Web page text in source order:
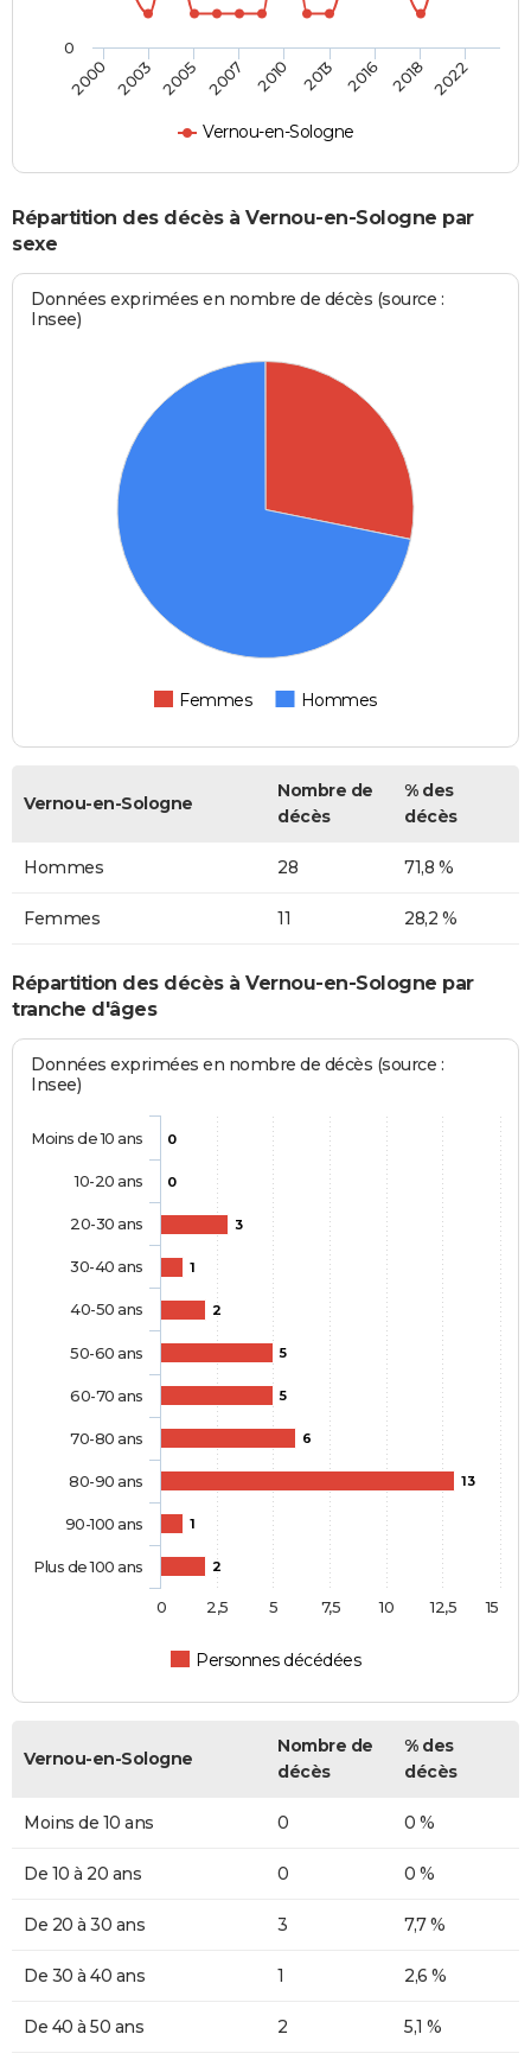
Vernou-en-Sologne
2000 2003 2005 2007 2010 2013 2016 2018 2022
0
Répartition des décès à Vernou-en-Sologne par
sexe
Données exprimées en nombre de décès (source :
Insee)
Femmes Hommes
Vernou-en-Sologne
Nombre de
décès
% des
décès
Hommes 28 71,8 %
Femmes 11 28,2 %
Répartition des décès à Vernou-en-Sologne par
tranche d'âges
Données exprimées en nombre de décès (source :
Insee)
0
0
3
1
2
5
5
6
13
1
2
Personnes décédées
Moins de 10 ans
10-20 ans
20-30 ans
30-40 ans
40-50 ans
50-60 ans
60-70 ans
70-80 ans
80-90 ans
90-100 ans
Plus de 100 ans
0 2,5 5 7,5 10 12,5 15
Vernou-en-Sologne
Nombre de
décès
% des
décès
Moins de 10 ans 0 0 %
De 10 à 20 ans 0 0 %
De 20 à 30 ans 3 7,7 %
De 30 à 40 ans 1 2,6 %
De 40 à 50 ans 2 5,1 %